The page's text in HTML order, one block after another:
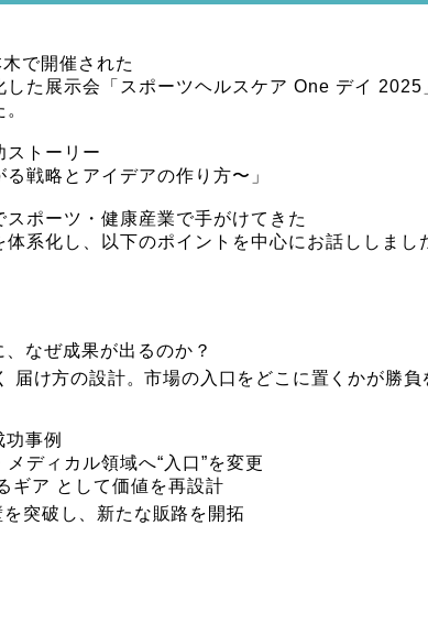
で開催された
した展示会「スポーツヘルスケア One デイ 2025
ストーリー
戦略とアイデアの作り方〜」
ポーツ・健康産業で手がけてきた
系化し、以下のポイントを中心にお話ししまし
なぜ成果が出るのか？
け方の設計。市場の入口をどこに置くかが勝負
事例
ディカル領域へ“入口”を変更
ギア として価値を再設計
突破し、新たな販路を開拓